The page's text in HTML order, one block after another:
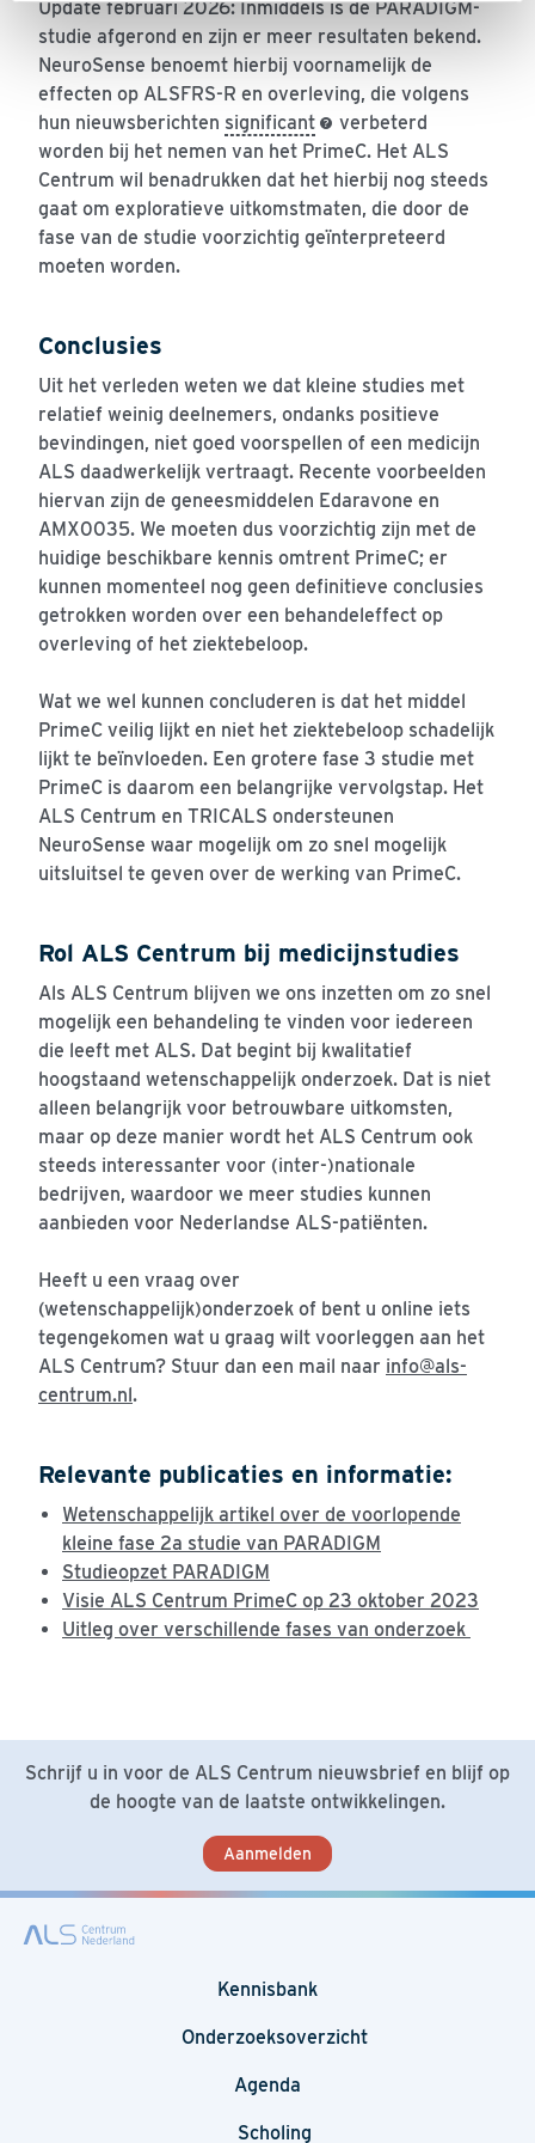
Update februari 2026: Inmiddels is de PARADIGM-
studie afgerond en zijn er meer resultaten bekend.
NeuroSense benoemt hierbij voornamelijk de
effecten op ALSFRS-R en overleving, die volgens
hun nieuwsberichten significant
verbeterd
worden bij het nemen van het PrimeC. Het ALS
Centrum wil benadrukken dat het hierbij nog steeds
gaat om exploratieve uitkomstmaten, die door de
fase van de studie voorzichtig geïnterpreteerd
moeten worden.
Conclusies
Uit het verleden weten we dat kleine studies met
relatief weinig deelnemers, ondanks positieve
bevindingen, niet goed voorspellen of een medicijn
ALS daadwerkelijk vertraagt. Recente voorbeelden
hiervan zijn de geneesmiddelen Edaravone en
AMX0035. We moeten dus voorzichtig zijn met de
huidige beschikbare kennis omtrent PrimeC; er
kunnen momenteel nog geen definitieve conclusies
getrokken worden over een behandeleffect op
overleving of het ziektebeloop.
Wat we wel kunnen concluderen is dat het middel
PrimeC veilig lijkt en niet het ziektebeloop schadelijk
lijkt te beïnvloeden. Een grotere fase 3 studie met
PrimeC is daarom een belangrijke vervolgstap. Het
ALS Centrum en TRICALS ondersteunen
NeuroSense waar mogelijk om zo snel mogelijk
uitsluitsel te geven over de werking van PrimeC.
Rol ALS Centrum bij medicijnstudies
Als ALS Centrum blijven we ons inzetten om zo snel
mogelijk een behandeling te vinden voor iedereen
die leeft met ALS. Dat begint bij kwalitatief
hoogstaand wetenschappelijk onderzoek. Dat is niet
alleen belangrijk voor betrouwbare uitkomsten,
maar op deze manier wordt het ALS Centrum ook
steeds interessanter voor (inter-)nationale
bedrijven, waardoor we meer studies kunnen
aanbieden voor Nederlandse ALS-patiënten.
Heeft u een vraag over
(wetenschappelijk)onderzoek of bent u online iets
tegengekomen wat u graag wilt voorleggen aan het
ALS Centrum? Stuur dan een mail naar info@als-
centrum.nl.
Relevante publicaties en informatie:
Wetenschappelijk artikel over de voorlopende
kleine fase 2a studie van PARADIGM
Studieopzet PARADIGM
Visie ALS Centrum PrimeC op 23 oktober 2023
Uitleg over verschillende fases van onderzoek
Schrijf u in voor de ALS Centrum nieuwsbrief en blijf op
de hoogte van de laatste ontwikkelingen.
Aanmelden
Kennisbank
Onderzoeksoverzicht
Agenda
Scholing